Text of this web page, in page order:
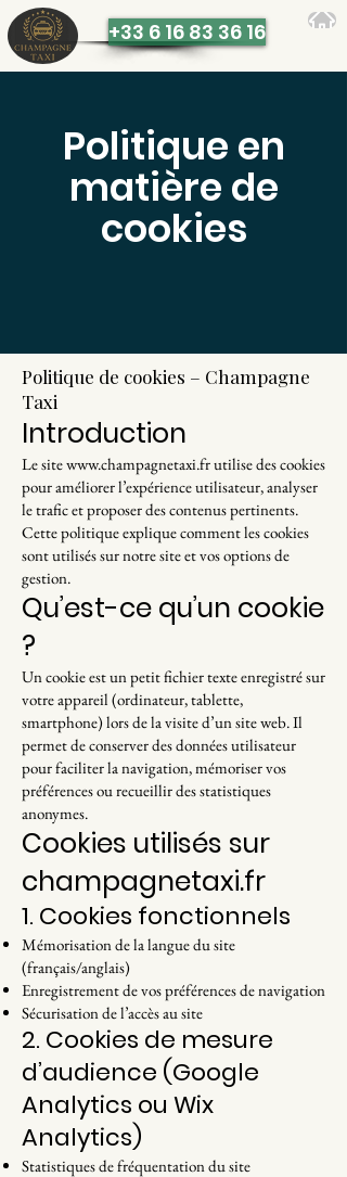
+33 6 16 83 36 16
Politique en
matière de
cookies
Politique de cookies – Champagne
Taxi
Introduction
Le sitewww.champagnetaxi.frutilise des cookies
pour améliorer l’expérience utilisateur, analyser
le trafic et proposer des contenus pertinents.
Cette politique explique comment les cookies
sont utilisés sur notre site et vos options de
gestion.
Qu’est-ce qu’un cookie
?
Un cookie est un petit fichier texte enregistré sur
votre appareil (ordinateur, tablette,
smartphone) lors de la visite d’un site web. Il
permet de conserver des données utilisateur
pour faciliter la navigation, mémoriser vos
préférences ou recueillir des statistiques
anonymes.
Cookies utilisés sur
champagnetaxi.fr
1. Cookies fonctionnels
Mémorisation de la langue du site
(français/anglais)
Enregistrement de vos préférences de navigation
Sécurisation de l’accès au site
2. Cookies de mesure
d’audience (Google
Analytics ou Wix
Analytics)
Statistiques de fréquentation du site